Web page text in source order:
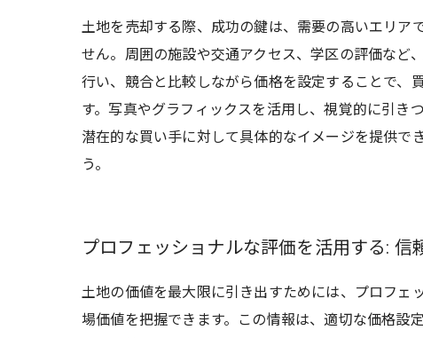
土地を売却する際、成功の鍵は、需要の高いエリア
せん。周囲の施設や交通アクセス、学区の評価など
行い、競合と比較しながら価格を設定することで、
す。写真やグラフィックスを活用し、視覚的に引き
潜在的な買い手に対して具体的なイメージを提供で
う。
プロフェッショナルな評価を活用する: 信
土地の価値を最大限に引き出すためには、プロフェ
場価値を把握できます。この情報は、適切な価格設